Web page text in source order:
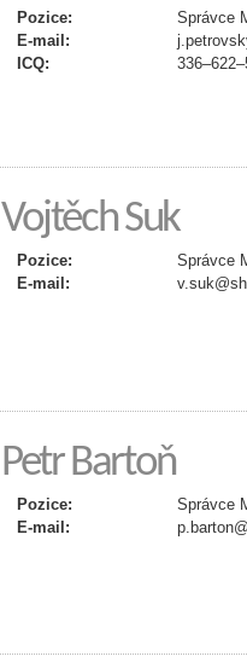
Pozice:
Správce
E-mail:
ICQ:
Vojtěch Suk
Pozice:
Správce
E-mail:
Petr Bartoň
Pozice:
Správce
E-mail: